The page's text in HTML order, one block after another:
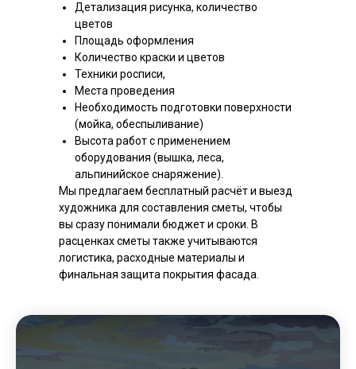
Детализация рисунка, количество
цветов
Площадь оформления
Количество краски и цветов
Техники росписи,
Места проведения
Необходимость подготовки поверхности
(мойка, обеспыливание)
Высота работ с применением
оборудования (вышка, леса,
альпинийское снаряжение).
Мы предлагаем бесплатный расчёт и выезд
художника для составления сметы, чтобы
вы сразу понимали бюджет и сроки. В
расценках сметы также учитываются
логистика, расходные материалы и
финальная защита покрытия фасада.